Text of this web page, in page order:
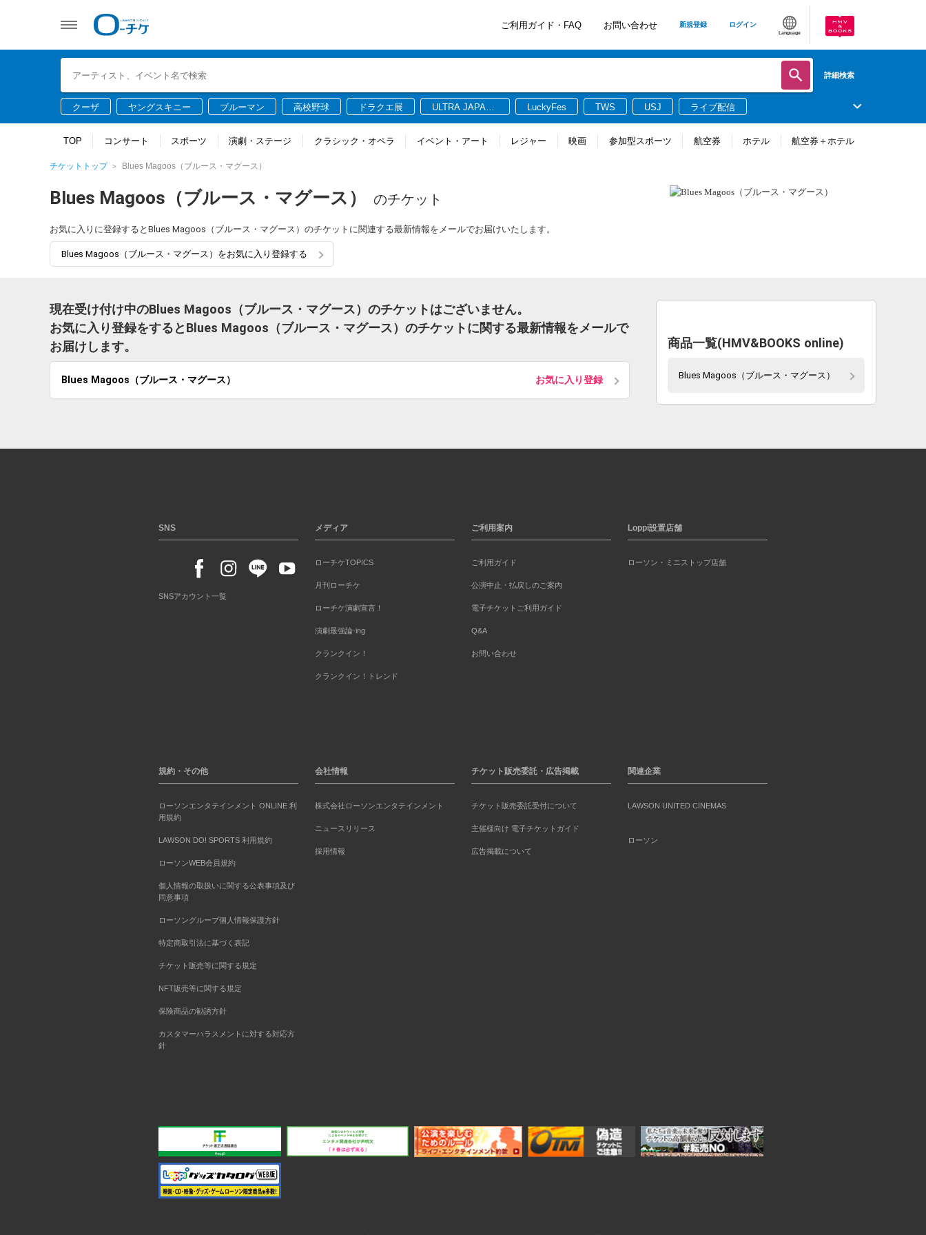
ご利用ガイド・FAQ お問い合わせ 新規登録 ログイン
Language
詳細検索
クーザ ヤングスキニー ブルーマン 高校野球 ドラクエ展
ULTRA JAPAN
LuckyFes TWS USJ ライブ配信
TOP コンサート スポーツ 演劇・ステージ クラシック・オペラ イベント・アート レジャー 映画 参加型スポーツ 航空券 ホテル 航空券＋ホテル
チケットトップ Blues Magoos（ブルース・マグース）
Blues Magoos（ブルース・マグース） のチケット
お気に入りに登録するとBlues Magoos（ブルース・マグース）のチケットに関連する最新情報をメールでお届けいたします。
Blues Magoos（ブルース・マグース）をお気に入り登録する
現在受け付け中のBlues Magoos（ブルース・マグース）のチケットはございません。
お気に入り登録をするとBlues Magoos（ブルース・マグース）のチケットに関する最新情報をメールで
お届けします。
Blues Magoos（ブルース・マグース） お気に入り登録
商品一覧(HMV&BOOKS online)
Blues Magoos（ブルース・マグース）
SNS
SNSアカウント一覧
メディア
ローチケTOPICS
月刊ローチケ
ローチケ演劇宣言！
演劇最強論-ing
クランクイン！
クランクイン！トレンド
ご利用案内
ご利用ガイド
公演中止・払戻しのご案内
電子チケットご利用ガイド
Q&A
お問い合わせ
Loppi設置店舗
ローソン・ミニストップ店舗
規約・その他
ローソンエンタテインメント ONLINE 利
用規約
LAWSON DO! SPORTS 利用規約
ローソンWEB会員規約
個人情報の取扱いに関する公表事項及び
同意事項
ローソングループ個人情報保護方針
特定商取引法に基づく表記
チケット販売等に関する規定
NFT販売等に関する規定
保険商品の勧誘方針
カスタマーハラスメントに対する対応方
針
会社情報
株式会社ローソンエンタテインメント
ニュースリリース
採用情報
チケット販売委託・広告掲載
チケット販売委託受付について
主催様向け 電子チケットガイド
広告掲載について
関連企業
LAWSON UNITED CINEMAS
ローソン